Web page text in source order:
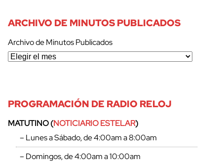
ARCHIVO DE MINUTOS PUBLICADOS
Archivo de Minutos Publicados
PROGRAMACIÓN DE RADIO RELOJ
MATUTINO (NOTICIARIO ESTELAR)
– Lunes a Sábado, de 4:00am a 8:00am
– Domingos, de 4:00am a 10:00am